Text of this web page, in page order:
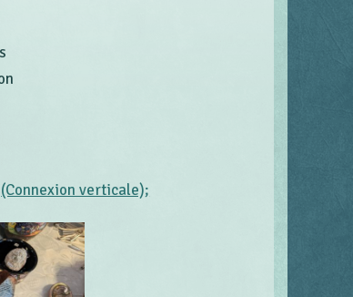
(Connexion verticale);